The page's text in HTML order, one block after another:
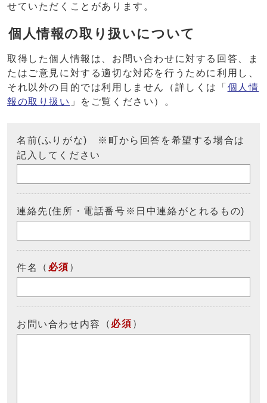
せていただくことがあります。
個人情報の取り扱いについて
取得した個人情報は、お問い合わせに対する回答、ま
たはご意見に対する適切な対応を行うために利用し、
それ以外の目的では利用しません（詳しくは「 個人情
報の取り扱い 」をご覧ください）。
名前(ふりがな) ※町から回答を希望する場合は
記入してください
連絡先(住所・電話番号※日中連絡がとれるもの)
件名 （ 必須 ）
お問い合わせ内容 （ 必須 ）